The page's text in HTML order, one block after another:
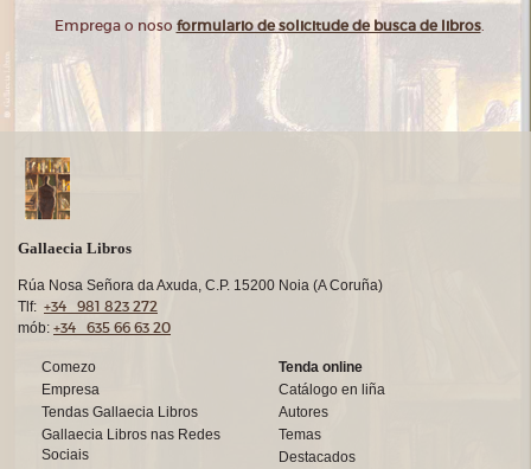
Emprega o noso formulario de solicitude de busca de libros.
Gallaecia Libros
Rúa Nosa Señora da Axuda, C.P. 15200 Noia (A Coruña)
Tlf: +34 981 823 272
mób: +34 635 66 63 20
Comezo
Empresa
Tendas Gallaecia Libros
Gallaecia Libros nas Redes
Sociais
Tenda online
Catálogo en liña
Autores
Temas
Destacados